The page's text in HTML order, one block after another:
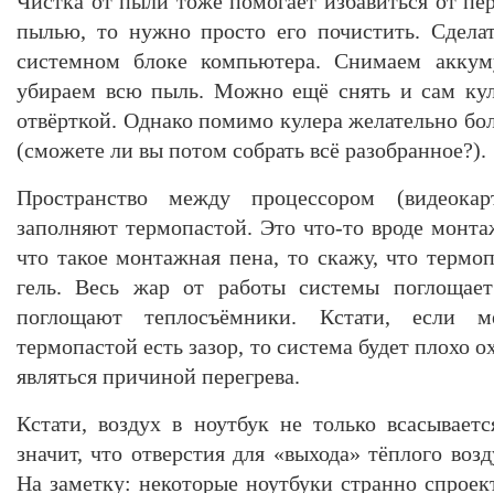
пылью, то нужно просто его почистить.
системном блоке компьютера. Снимаем
убираем всю пыль. Можно ещё снять и сам
отвёрткой. Однако помимо кулера желательно
(сможете ли вы потом собрать всё разобранное?).
Пространство между процессором
заполняют термопастой. Это что-то вроде
что такое монтажная пена, то скажу, что
гель. Весь жар от работы системы
поглощают теплосъёмники. Кстати, если
термопастой есть зазор, то система будет плохо
являться причиной перегрева.
Кстати, воздух в ноутбук не только
значит, что отверстия для «выхода» тёплого
На заметку: некоторые ноутбуки странно